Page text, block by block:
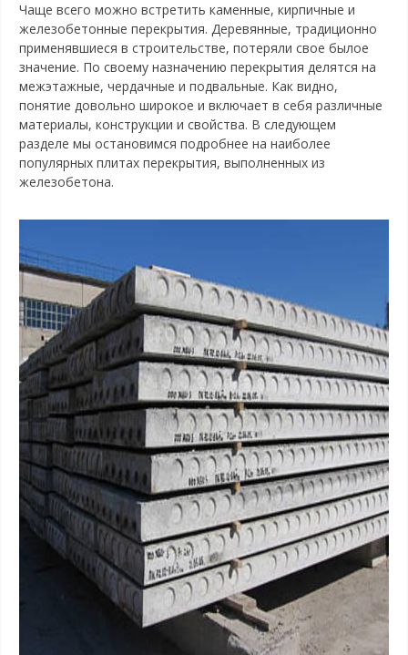
Чаще всего можно встретить каменные, кирпичные и
железобетонные перекрытия. Деревянные, традиционно
применявшиеся в строительстве, потеряли свое былое
значение. По своему назначению перекрытия делятся на
межэтажные, чердачные и подвальные. Как видно,
понятие довольно широкое и включает в себя различные
материалы, конструкции и свойства. В следующем
разделе мы остановимся подробнее на наиболее
популярных плитах перекрытия, выполненных из
железобетона.